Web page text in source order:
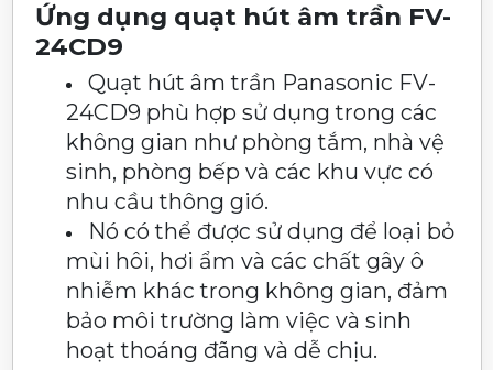
Ứng dụng quạt hút âm trần FV-
24CD9
Quạt hút âm trần Panasonic FV-
24CD9 phù hợp sử dụng trong các
không gian như phòng tắm, nhà vệ
sinh, phòng bếp và các khu vực có
nhu cầu thông gió.
Nó có thể được sử dụng để loại bỏ
mùi hôi, hơi ẩm và các chất gây ô
nhiễm khác trong không gian, đảm
bảo môi trường làm việc và sinh
hoạt thoáng đãng và dễ chịu.